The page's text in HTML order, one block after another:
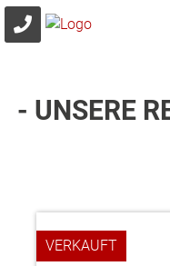
- UNSERE
VERKAUFT